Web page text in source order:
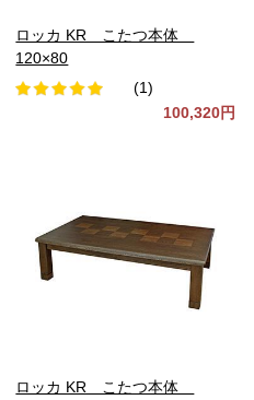
ロッカ KR こたつ本体
120×80
(1)
100,320円
ロッカ KR こたつ本体